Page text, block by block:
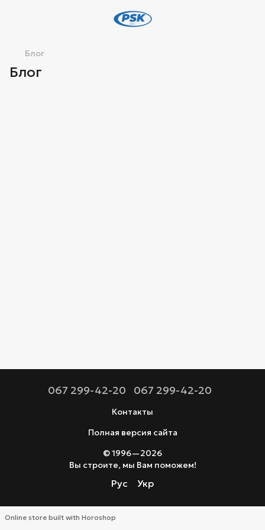
Блог
Блог
067 299-42-20 067 299-42-20
Контакты
Полная версия сайта
© 1996—2026
Вы строите, мы Вам поможем!
Рус Укр
Online store built with Horoshop